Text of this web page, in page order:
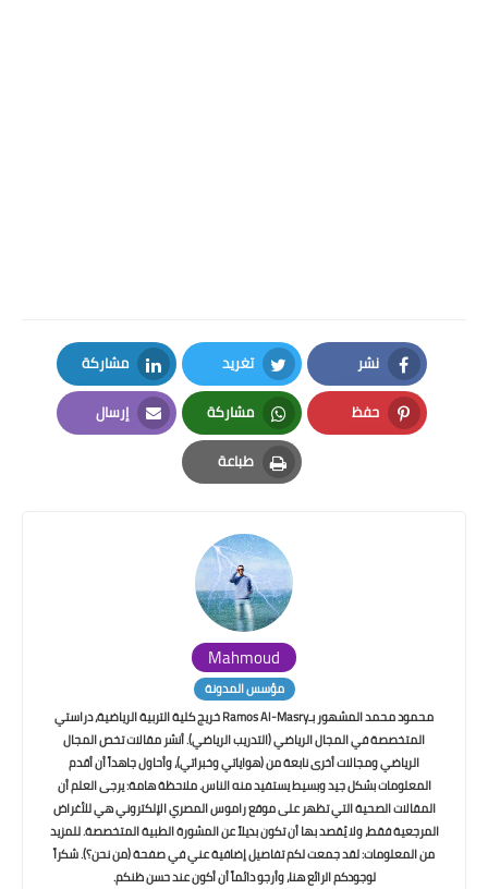
نشر
Facebook
تغريد
Twitter
مشاركة
LinkedIn
حفظ
Pinterest
مشاركة
Whatsapp
إرسال
Email
طباعة
Print
Mahmoud
مؤسس المدونة
محمود محمد المشهور بـRamos Al-Masry خريج كلية التربية الرياضية، دراستي
المتخصصة في المجال الرياضي (التدريب الرياضي). أنشر مقالات تخص المجال
الرياضي ومجالات أخرى نابعة من (هواياتي وخبراتي)، وأحاول جاهداً أن أقدم
المعلومات بشكل جيد وبسيط يستفيد منه الناس. ملاحظة هامة: يرجى العلم أن
المقالات الصحية التي تظهر على موقع راموس المصري الإلكتروني هي للأغراض
المرجعية فقط، ولا يُقصد بها أن تكون بديلاً عن المشورة الطبية المتخصصة. للمزيد
من المعلومات: لقد جمعت لكم تفاصيل إضافية عني في صفحة (من نحن؟). شكراً
لوجودكم الرائع هنا، وأرجو دائماً أن أكون عند حسن ظنكم.